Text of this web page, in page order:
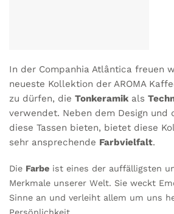
In der Companhia Atlântica freuen
neueste Kollektion der AROMA
zu dürfen, die Tonkeramikals
verwendet. Neben dem Design und
diese Tassen bieten, bietet diese
sehr ansprechende Farbvielfalt.
Die Farbe ist eines der auffälligsten
Merkmale unserer Welt. Sie weckt
Sinne an und verleiht allem um uns